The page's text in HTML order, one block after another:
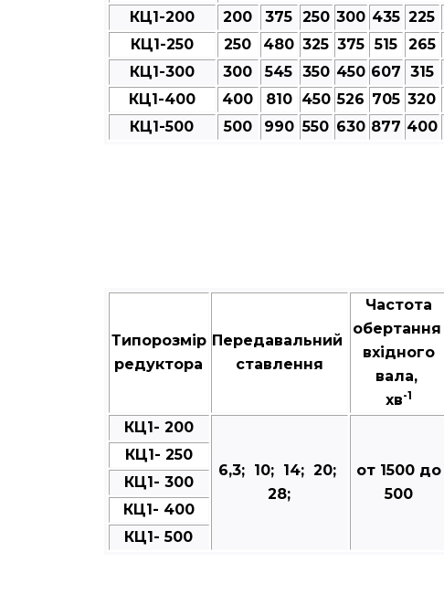
КЦ1-200
200 375 250 300 435 225
КЦ1-250
250 480 325 375 515 265
КЦ1-300
300 545 350 450 607 315
КЦ1-400
400 810 450 526 705 320
КЦ1-500
500 990 550 630 877 400
Типорозмір
редуктора
Передавальний
ставлення
Частота
обертання
вхідного
вала,
хв-1
КЦ1- 200
6,3; 10; 14; 20;
28;
от 1500 до
500
КЦ1- 250
КЦ1- 300
КЦ1- 400
КЦ1- 500